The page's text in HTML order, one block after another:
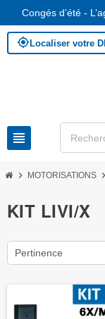
Congés d’été -
my_locationLocaliser votre
view_headline
chevron_right MOTORISATIONS chevron_right
KIT LIVI/X
Pertinence